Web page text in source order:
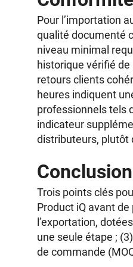
Pour l’importation
qualité documenté
niveau minimal
historique vérifié
retours clients
heures indiquent
professionnels tels
indicateur
distributeurs, plutôt
Trois points clés
Product iQ avant
l’exportation,
une seule étape ;
de commande